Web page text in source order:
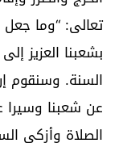
تعالى: “وما
بشعبنا العزيز
السنة. وسنقوم
عن شعبنا
الصلاة وأزكى